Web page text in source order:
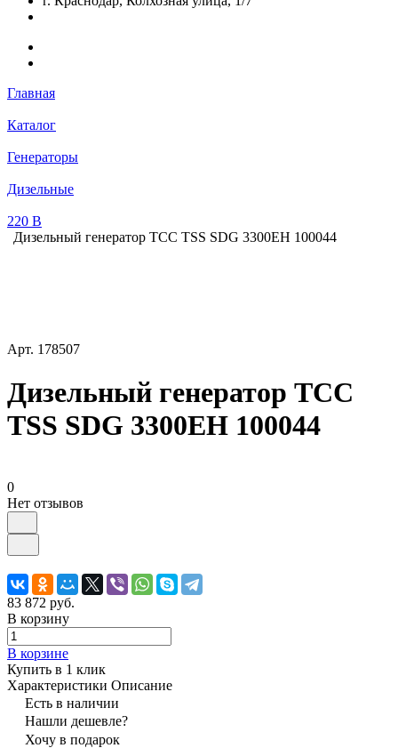
Главная
Каталог
Генераторы
Дизельные
220 В
Дизельный генератор ТСС TSS SDG 3300EH 100044
Арт. 178507
Дизельный генератор ТСС
TSS SDG 3300EH 100044
0
Нет отзывов
83 872 руб.
В корзину
В корзине
Купить в 1 клик
Характеристики Описание
Есть в наличии
Нашли дешевле?
Хочу в подарок